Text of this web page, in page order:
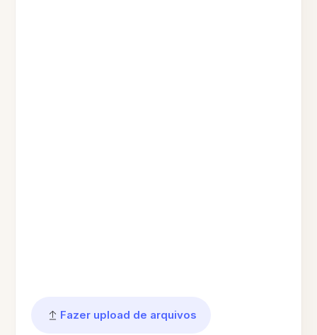
Fazer upload de arquivos